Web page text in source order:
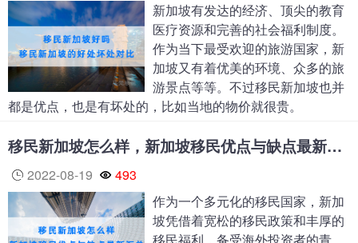
新加坡有发达的经济、顶尖的教育
医疗资源和完善的社会福利制度。
作为当下最受欢迎的旅游国家，新
加坡又有着优美的环境、众多的旅
游景点等等。不过移民新加坡也并
都是优点，也是有坏处的，比如当地的物价就很贵。
移民新加坡怎么样，新加坡移民优点与缺点最新汇总
2022-08-19
493
作为一个多元化的移民国家，新加
坡凭借着宽松的移民政策和丰厚的